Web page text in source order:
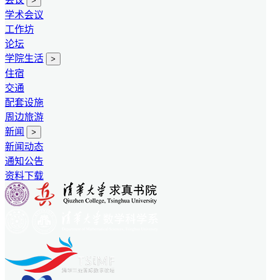
学术会议
工作坊
论坛
学院生活
>
住宿
交通
配套设施
周边旅游
新闻
>
新闻动态
通知公告
资料下载